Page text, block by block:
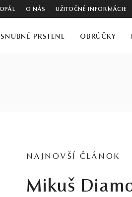
O NÁS UŽITOČNÉ INFORMÁCIE
PRSTENE OBRÚČKY
NAJNOVŠÍ ČLÁNOK
Mikuš Diamonds